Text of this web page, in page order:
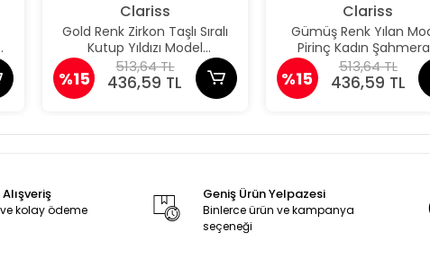
Clariss
Gold Renk Zirkon Taşlı Sıralı
Kutup Yıldızı Model
Şahmeran
%15
513,64 TL
436,59 TL
Clariss
Gümüş Renk Yılan
Pirinç Kadın
%15
513,64 TL
436,59 TL
kolay ödeme
Geniş Ürün Yelpazesi
Binlerce ürün ve kampanya
seçeneği